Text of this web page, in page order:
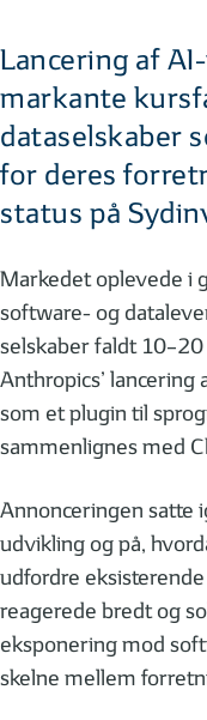
Lancering af
markante
dataselskaber
for deres
status på
Markedet oplevede i
software- og
selskaber faldt
Anthropics’
som et plugin til
sammenlignes med
Annonceringen satte
udvikling og på,
udfordre
reagerede bredt og
eksponering mod
skelne mellem